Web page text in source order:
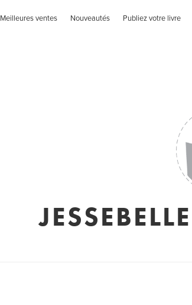
Meilleures ventes Nouveautés Publiez votre livre